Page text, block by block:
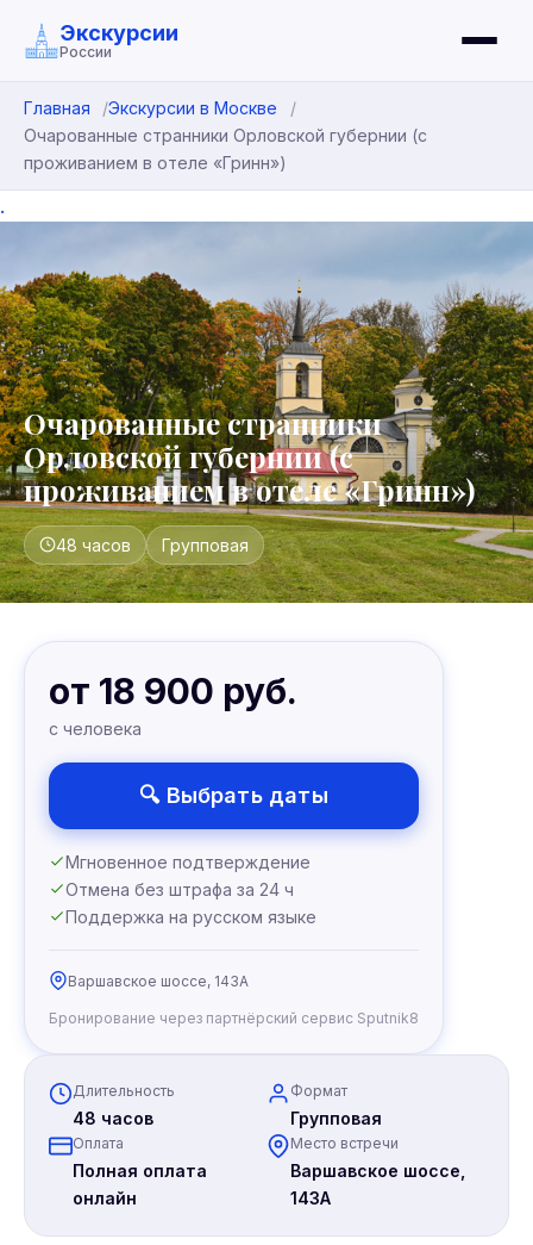
Экскурсии
России
Главная
Экскурсии в Москве
Очарованные странники Орловской губернии (с
проживанием в отеле «Гринн»)
.
Очарованные странники
Орловской губернии (с
проживанием в отеле «Гринн»)
48 часов Групповая
Длительность
48 часов
Формат
Групповая
Оплата
Полная оплата
онлайн
Место встречи
Варшавское шоссе,
143А
от 18 900 руб.
с человека
🔍 Выбрать даты
Мгновенное подтверждение
Отмена без штрафа за 24 ч
Поддержка на русском языке
Варшавское шоссе, 143А
Бронирование через партнёрский сервис Sputnik8